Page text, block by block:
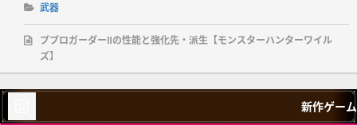
武器
ププロガーダーⅡの性能と強化先・派生【モンスターハンターワイル
ズ】
新作ゲーム